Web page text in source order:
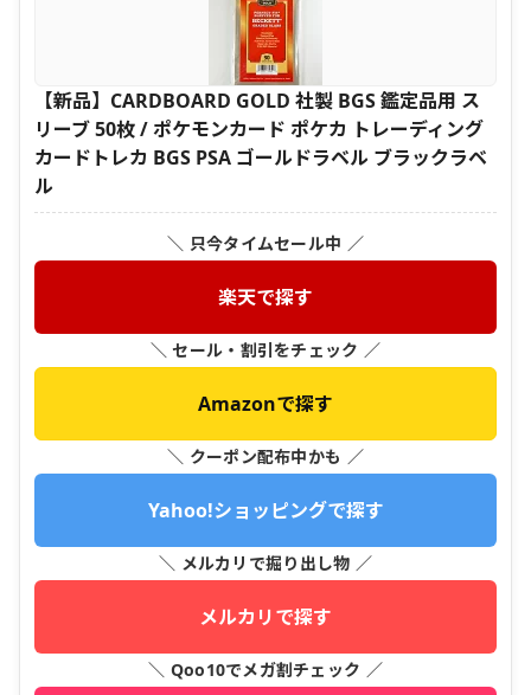
【新品】CARDBOARD GOLD 社製 BGS 鑑定品用 ス
リーブ 50枚 / ポケモンカード ポケカ トレーディング
カードトレカ BGS PSA ゴールドラベル ブラックラベ
ル
＼ 只今タイムセール中 ／
楽天で探す
＼ セール・割引をチェック ／
Amazonで探す
＼ クーポン配布中かも ／
Yahoo!ショッピングで探す
＼ メルカリで掘り出し物 ／
メルカリで探す
＼ Qoo10でメガ割チェック ／